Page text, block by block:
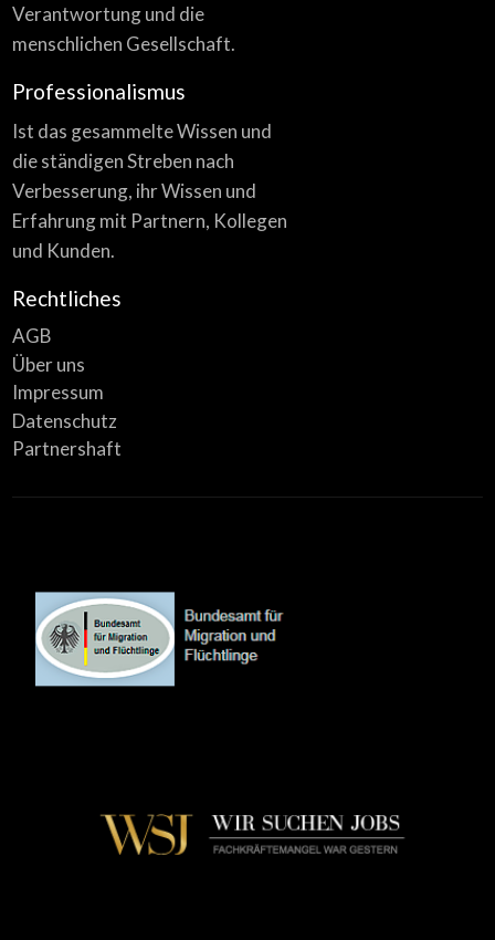
Verantwortung und die
menschlichen Gesellschaft.
Professionalismus
Ist das gesammelte Wissen und
die ständigen Streben nach
Verbesserung, ihr Wissen und
Erfahrung mit Partnern, Kollegen
und Kunden.
Rechtliches
AGB
Über uns
Impressum
Datenschutz
Partnershaft